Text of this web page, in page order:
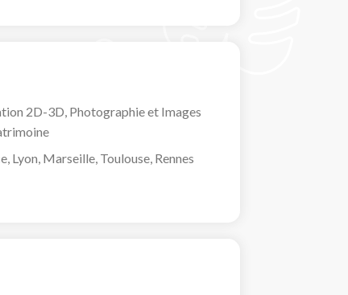
2D-3D, Photographie et Images
Lyon, Marseille, Toulouse, Rennes